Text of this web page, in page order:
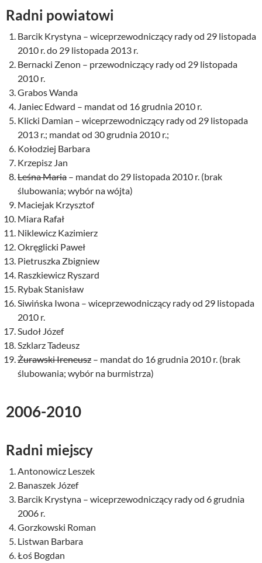
Radni powiatowi
Barcik Krystyna – wiceprzewodniczący rady od 29 listopada
2010 r. do 29 listopada 2013 r.
Bernacki Zenon – przewodniczący rady od 29 listopada
2010 r.
Grabos Wanda
Janiec Edward – mandat od 16 grudnia 2010 r.
Klicki Damian – wiceprzewodniczący rady od 29 listopada
2013 r.; mandat od 30 grudnia 2010 r.;
Kołodziej Barbara
Krzepisz Jan
Leśna Maria – mandat do 29 listopada 2010 r. (brak
ślubowania; wybór na wójta)
Maciejak Krzysztof
Miara Rafał
Niklewicz Kazimierz
Okręglicki Paweł
Pietruszka Zbigniew
Raszkiewicz Ryszard
Rybak Stanisław
Siwińska Iwona – wiceprzewodniczący rady od 29 listopada
2010 r.
Sudoł Józef
Szklarz Tadeusz
Żurawski Ireneusz – mandat do 16 grudnia 2010 r. (brak
ślubowania; wybór na burmistrza)
2006-2010
Radni miejscy
Antonowicz Leszek
Banaszek Józef
Barcik Krystyna – wiceprzewodniczący rady od 6 grudnia
2006 r.
Gorzkowski Roman
Listwan Barbara
Łoś Bogdan